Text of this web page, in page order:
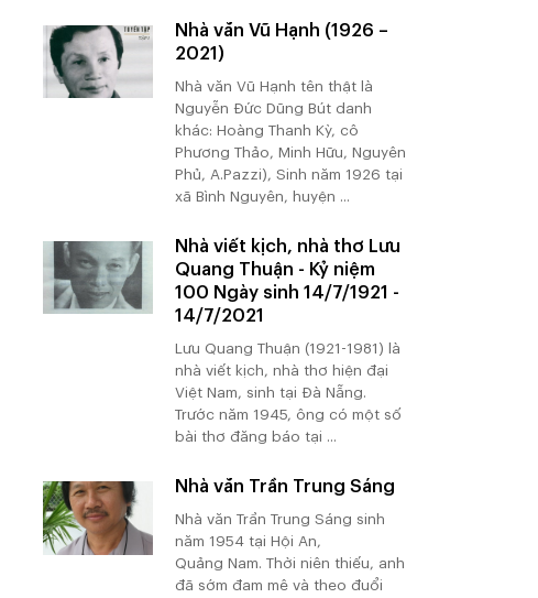
Nhà văn Vũ Hạnh (1926 –
2021)
Nhà văn Vũ Hạnh tên thật là
Nguyễn Đức Dũng Bút danh
khác: Hoàng Thanh Kỳ, cô
Phương Thảo, Minh Hữu, Nguyên
Phủ, A.Pazzi), Sinh năm 1926 tại
xã Bình Nguyên, huyện ...
Nhà viết kịch, nhà thơ Lưu
Quang Thuận - Kỷ niệm
100 Ngày sinh 14/7/1921 -
14/7/2021
Lưu Quang Thuận (1921-1981) là
nhà viết kịch, nhà thơ hiện đại
Việt Nam, sinh tại Đà Nẵng.
Trước năm 1945, ông có một số
bài thơ đăng báo tại ...
Nhà văn Trần Trung Sáng
Nhà văn Trần Trung Sáng sinh
năm 1954 tại Hội An,
Quảng Nam. Thời niên thiếu, anh
đã sớm đam mê và theo đuổi